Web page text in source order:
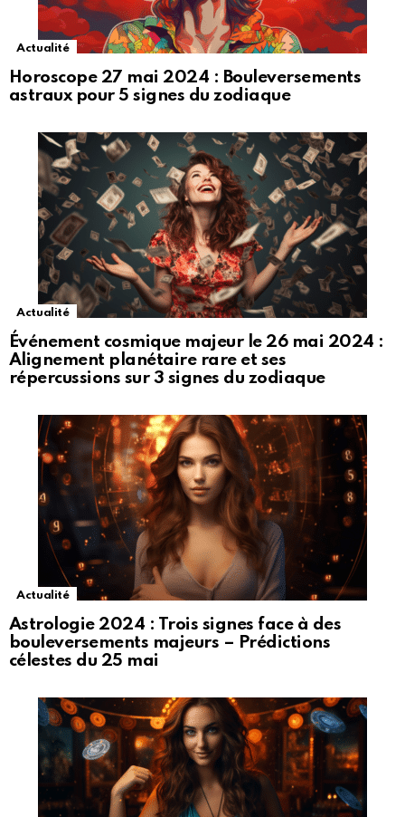
Actualité
Horoscope 27 mai 2024 : Bouleversements
astraux pour 5 signes du zodiaque
Actualité
Événement cosmique majeur le 26 mai 2024 :
Alignement planétaire rare et ses
répercussions sur 3 signes du zodiaque
Actualité
Astrologie 2024 : Trois signes face à des
bouleversements majeurs – Prédictions
célestes du 25 mai